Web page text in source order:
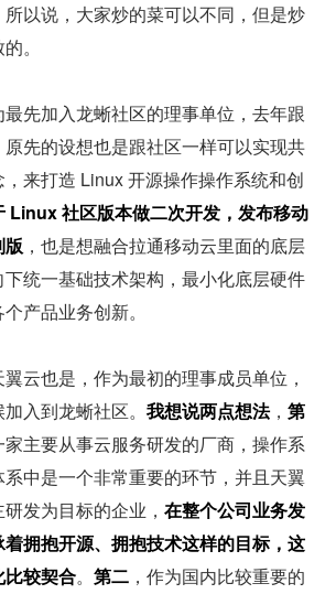
以说，大家炒的菜可以不同，但是炒
。
先加入龙蜥社区的理事单位，去年跟
先的设想也是跟社区一样可以实现共
来打造 Linux 开源操作操作系统和创
Linux 社区版本做二次开发，发布移动
版 ，也是想融合拉通移动云里面的底层
统一基础技术架构，最小化底层硬件
产品业务创新。
云也是，作为最初的理事成员单位，
入到龙蜥社区。 我想说两点想法， 第
家主要从事云服务研发的厂商，操作系
中是一个非常重要的环节，并且天翼
发为目标的企业， 在整个公司业务发
拥抱开源、拥抱技术这样的目标，这
比较契合。 第二 ，作为国内比较重要的